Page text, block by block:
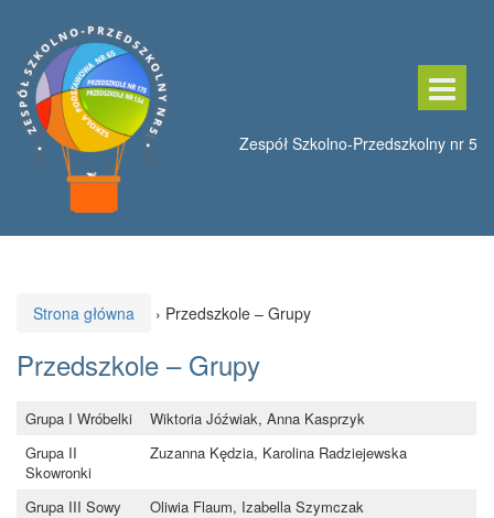
treści
menu
głównego
Strona główna › Przedszkole – Grupy
Przedszkole – Grupy
Grupa I Wróbelki
Wiktoria Jóźwiak, Anna Kasprzyk
Grupa II
Skowronki
Zuzanna Kędzia, Karolina Radziejewska
Grupa III Sowy
Oliwia Flaum, Izabella Szymczak